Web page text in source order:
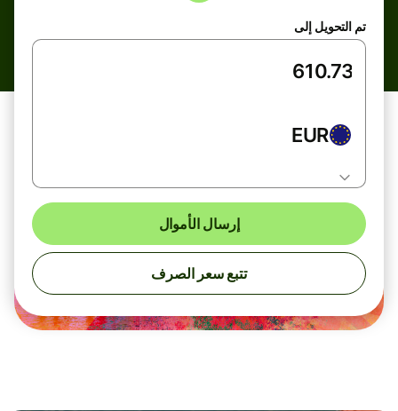
تم التحويل إلى
EUR
إرسال الأموال
تتبع سعر الصرف